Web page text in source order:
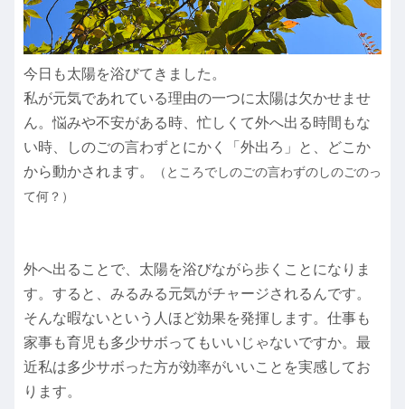
今日も太陽を浴びてきました。
私が元気であれている理由の一つに太陽は欠かせませ
ん。悩みや不安がある時、忙しくて外へ出る時間もな
い時、しのごの言わずとにかく「外出ろ」と、どこか
から動かされます。
（ところでしのごの言わずのしのごのっ
て何？）
外へ出ることで、太陽を浴びながら歩くことになりま
す。すると、みるみる元気がチャージされるんです。
そんな暇ないという人ほど効果を発揮します。仕事も
家事も育児も多少サボってもいいじゃないですか。最
近私は多少サボった方が効率がいいことを実感してお
ります。